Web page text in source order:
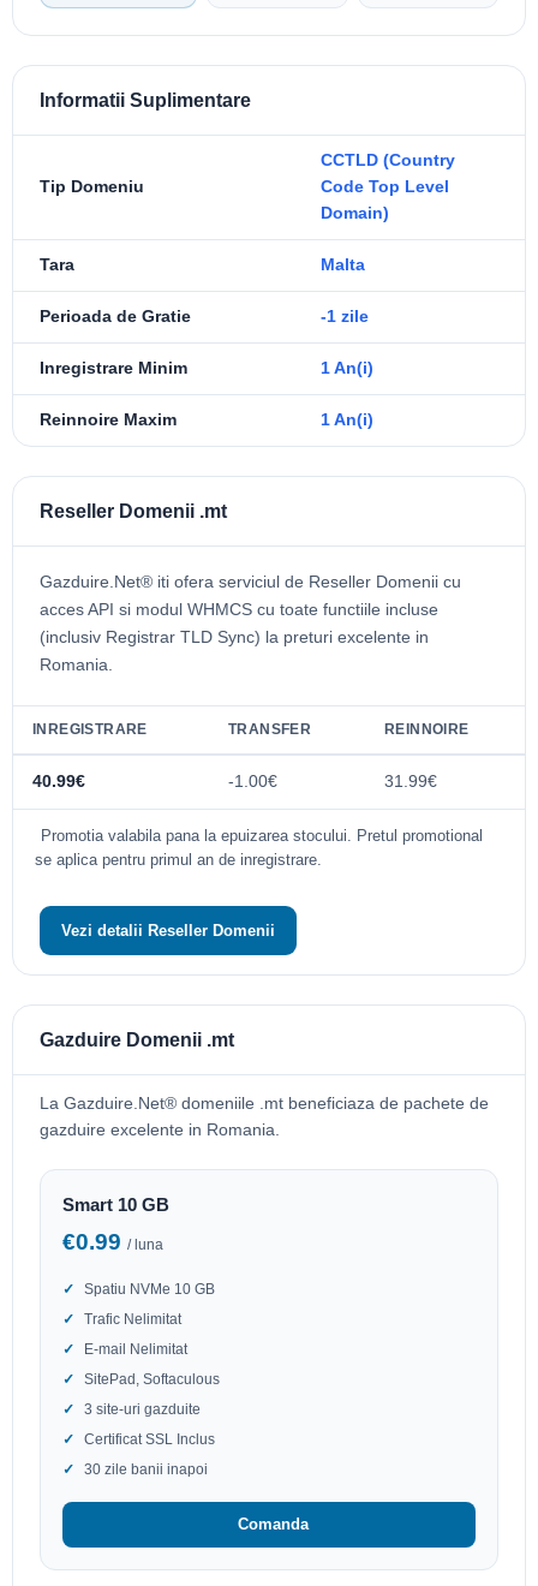
Informatii Suplimentare
Tip Domeniu
CCTLD (Country
Code Top Level
Domain)
Tara Malta
Perioada de Gratie -1 zile
Inregistrare Minim 1 An(i)
Reinnoire Maxim 1 An(i)
Reseller Domenii .mt
Gazduire.Net® iti ofera serviciul de Reseller Domenii cu
acces API si modul WHMCS cu toate functiile incluse
(inclusiv Registrar TLD Sync) la preturi excelente in
Romania.
INREGISTRARE TRANSFER REINNOIRE
40.99€ -1.00€ 31.99€
Promotia valabila pana la epuizarea stocului. Pretul promotional
se aplica pentru primul an de inregistrare.
Vezi detalii Reseller Domenii
Gazduire Domenii .mt
La Gazduire.Net® domeniile .mt beneficiaza de pachete de
gazduire excelente in Romania.
Smart 10 GB
€0.99 / luna
Spatiu NVMe 10 GB
Trafic Nelimitat
E-mail Nelimitat
SitePad, Softaculous
3 site-uri gazduite
Certificat SSL Inclus
30 zile banii inapoi
Comanda